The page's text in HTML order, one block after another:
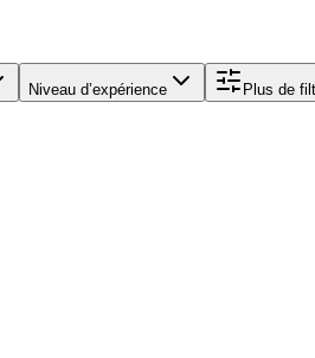
Niveau d’expérience Plus de